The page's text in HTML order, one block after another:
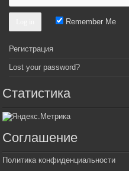
Remember Me
Регистрация
Lost your password?
Статистика
Соглашение
Политика конфиденциальности